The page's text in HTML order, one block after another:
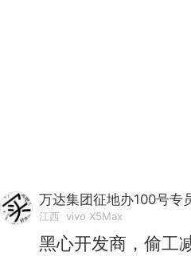
万达集团征地办100号专
江西 vivo X5Max
黑心开发商，偷工